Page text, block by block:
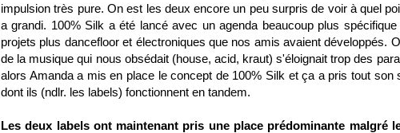
impulsion très pure. On est les deux encore un peu surpris de voir à quel
a grandi. 100% Silk a été lancé avec un agenda beaucoup plus
projets plus dancefloor et électroniques que nos amis avaient développés.
de la musique qui nous obsédait (house, acid, kraut) s'éloignait trop des
alors Amanda a mis en place le concept de 100% Silk et ça a pris tout son
dont ils (ndlr. les labels) fonctionnent en tandem.
Les deux labels ont maintenant pris une place prédominante malgré